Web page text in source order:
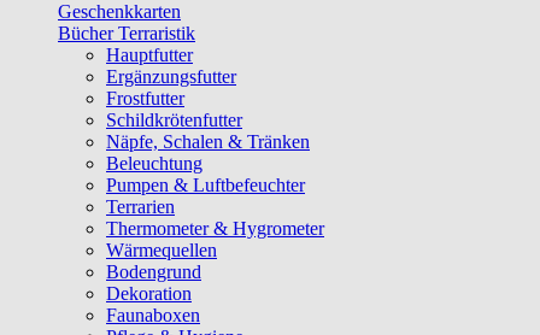
Geschenkkarten
Bücher Terraristik
Hauptfutter
Ergänzungsfutter
Frostfutter
Schildkrötenfutter
Näpfe, Schalen & Tränken
Beleuchtung
Pumpen & Luftbefeuchter
Terrarien
Thermometer & Hygrometer
Wärmequellen
Bodengrund
Dekoration
Faunaboxen